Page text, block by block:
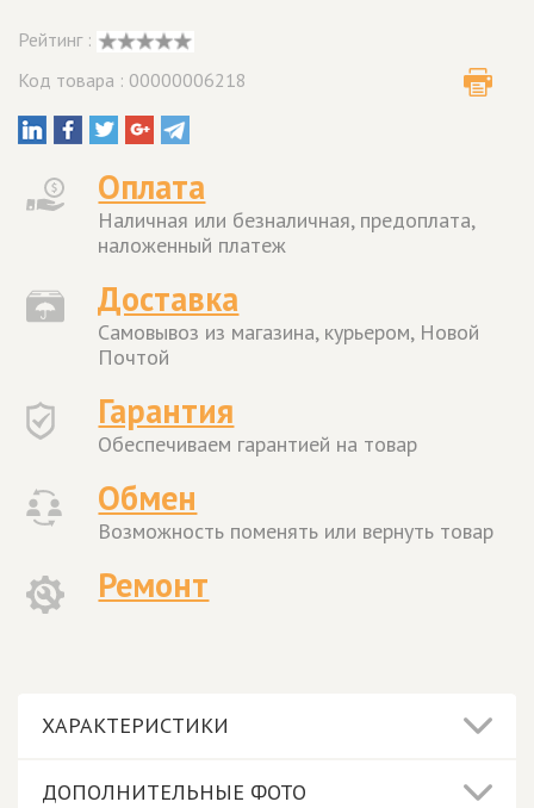
Рейтинг :
Код товара : 00000006218
Оплата
Наличная или безналичная, предоплата,
наложенный платеж
Доставка
Самовывоз из магазина, курьером, Новой
Почтой
Гарантия
Обеспечиваем гарантией на товар
Обмен
Возможность поменять или вернуть товар
Ремонт
ХАРАКТЕРИСТИКИ
ДОПОЛНИТЕЛЬНЫЕ ФОТО